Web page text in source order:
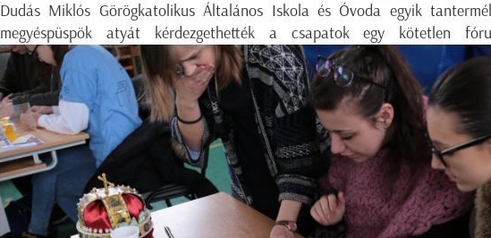
Dudás Miklós Görögkatolikus Általános Iskola és Óvoda egyik
megyéspüspök atyát kérdezgethették a csapatok egy kötetlen